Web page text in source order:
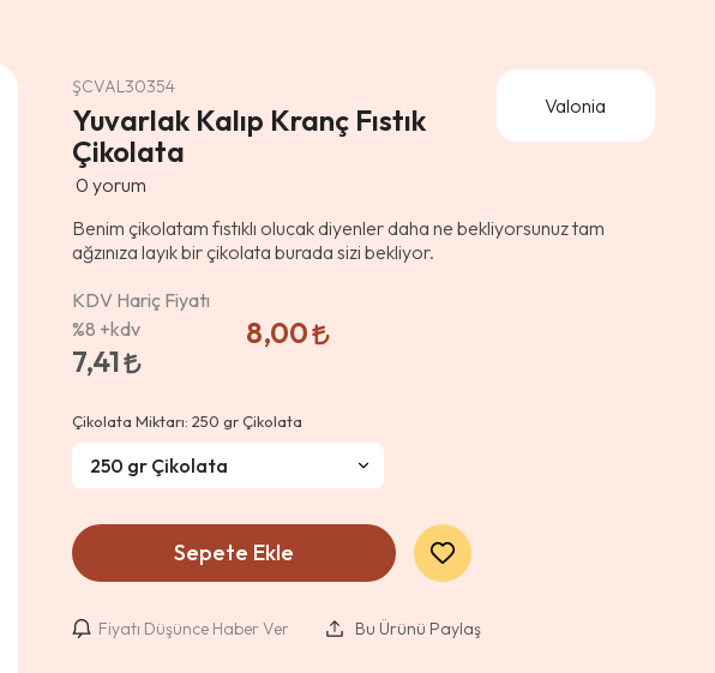
ŞCVAL30354
Yuvarlak Kalıp Kranç Fıstık
Çikolata
0 yorum
Valonia
Benim çikolatam fıstıklı olucak diyenler daha ne bekliyorsunuz tam
ağzınıza layık bir çikolata burada sizi bekliyor.
KDV Hariç Fiyatı
%8 +kdv
7,41
8,00
Çikolata Miktarı:250 gr Çikolata
Sepete Ekle
Fiyatı Düşünce Haber Ver Bu Ürünü Paylaş